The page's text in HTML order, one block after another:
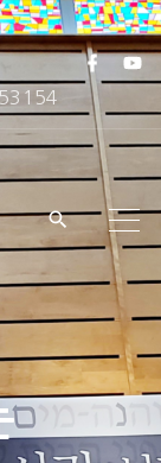
f
a
e
b
o
k
y
o
t
e